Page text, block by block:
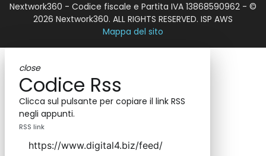
Nextwork360 - Codice fiscale e Partita IVA 13868590962 - ©
2026 Nextwork360. ALL RIGHTS RESERVED. ISP AWS
Mappa del sito
close
Codice Rss
Clicca sul pulsante per copiare il link RSS
negli appunti.
RSS link